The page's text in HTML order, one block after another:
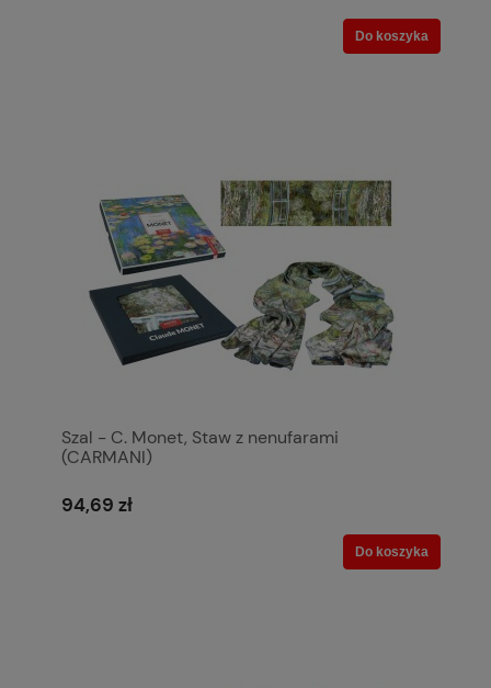
Do koszyka
Szal - C. Monet, Staw z nenufarami
(CARMANI)
94,69 zł
Do koszyka